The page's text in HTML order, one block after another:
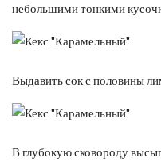
небольшими тонкими
Выдавить сок с половины
В глубокую сковороду